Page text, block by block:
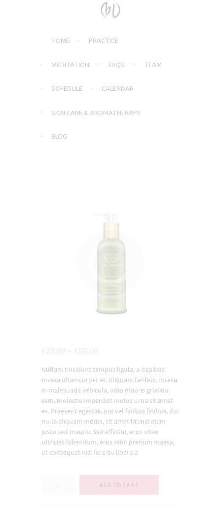
HOME PRACTICE
MEDITATION FAQS TEAM
SCHEDULE CALENDAR
SKIN CARE & AROMATHERAPY
BLOG
£25.00 – £55.00
Nullam tincidunt tempus ligula, a dapibus
massa ullamcorper et. Aliquam facilisis, massa
in malesuada vehicula, odio mauris gravida
sem, molestie imperdiet metus urna sit amet
ex. Praesent egestas, nisi vel finibus finibus, dui
nulla aliquam metus, sit amet lacinia diam
justo sed mauris. Sed efficitur, eros vitae
ultricies bibendum, eros nibh pretium massa,
ut consequat nisl felis eu libero.a
ADD TO CART